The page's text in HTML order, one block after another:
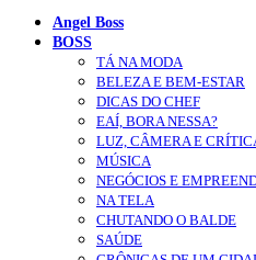
Angel Boss
BOSS
TÁ NA MODA
BELEZA E BEM-ESTAR
DICAS DO CHEF
EAÍ, BORA NESSA?
LUZ, CÂMERA E
MÚSICA
NEGÓCIOS E
NA TELA
CHUTANDO O BALDE
SAÚDE